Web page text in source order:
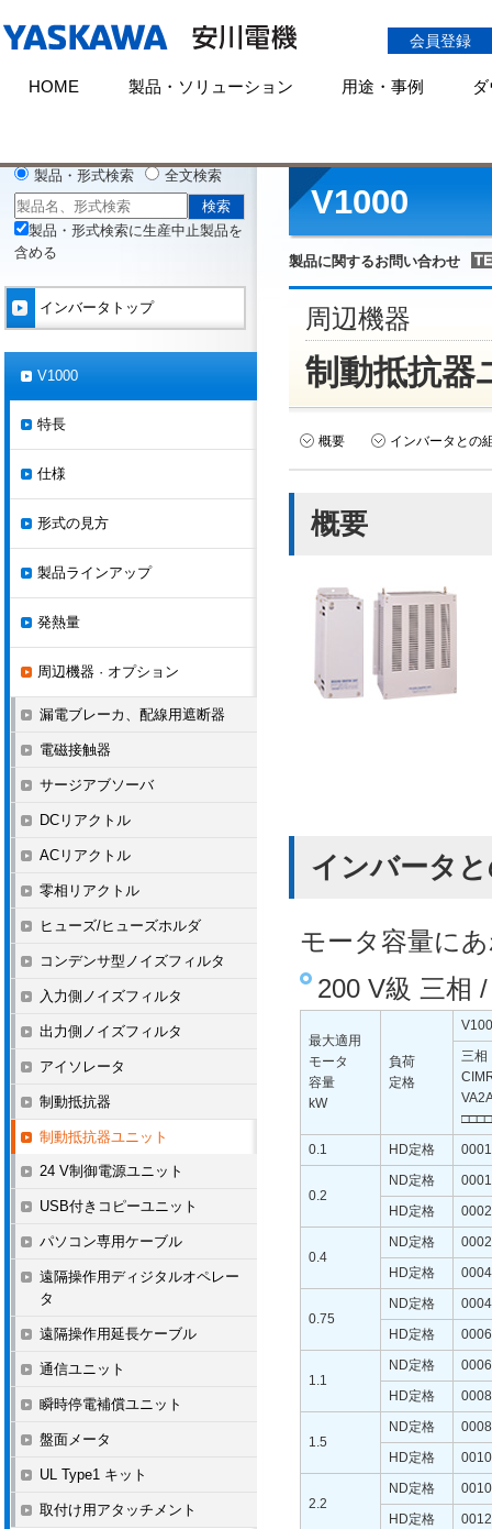
会員登録
HOME 製品・ソリューション 用途・事例
V1000
製品に関するお問い合わせ
周辺機器
制動抵抗器
概要 インバータとの
概要
インバータ
モータ容量に
200 V級 三相
最大適用
モータ
容量
kW
負荷
定格
三相
□□□□
0.1
HD定格 0001
0.2
ND定格
0001
HD定格
0002
0.4
ND定格
0002
HD定格
0004
0.75
ND定格
0004
HD定格
0006
1.1
ND定格
0006
HD定格
0008
1.5
ND定格
0008
HD定格
0010
2.2
ND定格
0010
HD定格
0012
製品・形式検索 全文検索
製品・形式検索に生産中止製品を
含める
インバータトップ
V1000
特長
仕様
形式の見方
製品ラインアップ
発熱量
周辺機器 · オプション
漏電ブレーカ、配線用遮断器
電磁接触器
サージアブソーバ
DCリアクトル
ACリアクトル
零相リアクトル
ヒューズ/ヒューズホルダ
コンデンサ型ノイズフィルタ
入力側ノイズフィルタ
出力側ノイズフィルタ
アイソレータ
制動抵抗器
制動抵抗器ユニット
24 V制御電源ユニット
USB付きコピーユニット
パソコン専用ケーブル
遠隔操作用ディジタルオペレー
タ
遠隔操作用延長ケーブル
通信ユニット
瞬時停電補償ユニット
盤面メータ
UL Type1 キット
取付け用アタッチメント